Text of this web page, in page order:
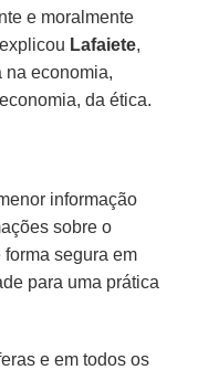
e moralmente
Lafaiete,
na economia,
da ética.
informação
sobre o
segura em
para uma prática
e em todos os